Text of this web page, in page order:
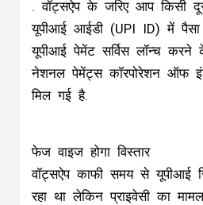
. वॉट्सऐप के जरिए आप किसी
यूपीआई आईडी (UPI ID) में
यूपीआई पेमेंट सर्विस लॉन्च करने
नेशनल पेमेंट्स कॉरपोरेशन ऑफ
मिल गई है.
फेज वाइज होगा विस्तार
वॉट्सऐप काफी समय से यूपीआई
रहा था लेकिन प्राइवेसी का